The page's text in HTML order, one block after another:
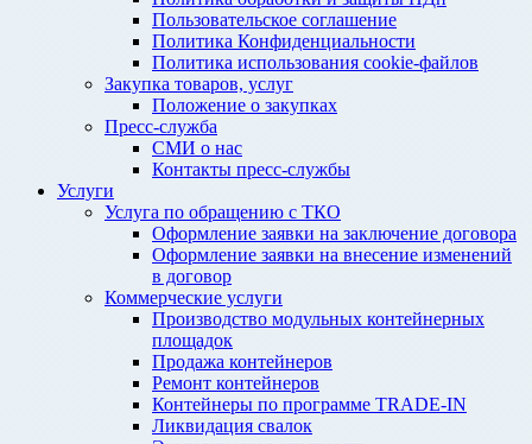
Пользовательское соглашение
Политика Конфиденциальности
Политика использования cookie-файлов
Закупка товаров, услуг
Положение о закупках
Пресс-служба
СМИ о нас
Контакты пресс-службы
Услуги
Услуга по обращению с ТКО
Оформление заявки на заключение договора
Оформление заявки на внесение изменений
в договор
Коммерческие услуги
Производство модульных контейнерных
площадок
Продажа контейнеров
Ремонт контейнеров
Контейнеры по программе TRADE-IN
Ликвидация свалок